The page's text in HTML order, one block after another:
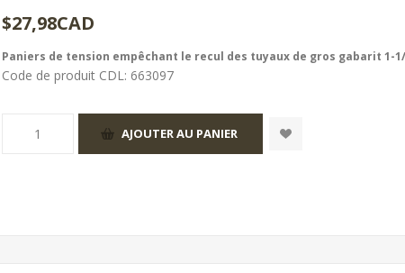
$27,98CAD
Paniers de tension empêchant le recul des tuyaux de gros gabarit 1-
Code de produit CDL: 663097